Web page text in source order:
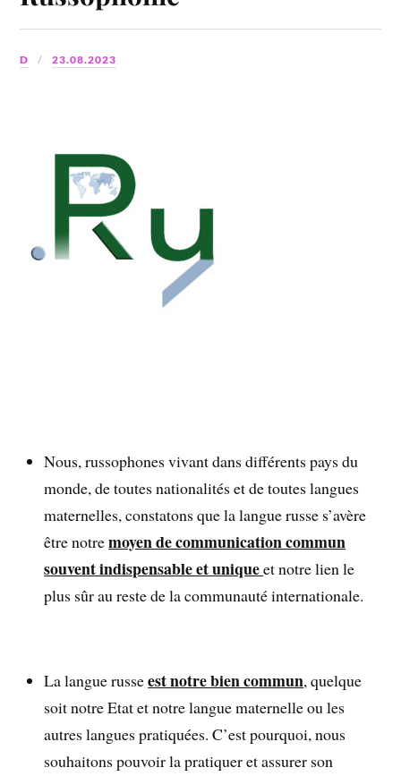
D 23.08.2023
Nous, russophones vivant dans différents pays du
monde, de toutes nationalités et de toutes langues
maternelles, constatons que la langue russe s’avère
être notremoyen de communication commun
souvent indispensable et uniqueet notre lien le
plus sûr au reste de la communauté internationale.
La langue russeest notre bien commun, quelque
soit notre Etat et notre langue maternelle ou les
autres langues pratiquées. C’est pourquoi, nous
souhaitons pouvoir la pratiquer et assurer son